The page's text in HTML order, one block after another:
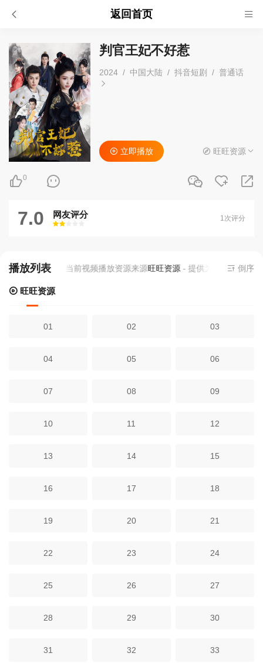
返回首页
判官王妃不好惹
2024 / 中国大陆 / 抖音短剧 / 普通话
0
立即播放 旺旺资源
7.0 网友评分
很差
较差还行推荐力荐
1次评分
播放列表 当前视频播放资源来源旺旺资源- 提供为您免费在线观
倒序
旺旺资源
01 02 03
04 05 06
07 08 09
10 11 12
13 14 15
16 17 18
19 20 21
22 23 24
25 26 27
28 29 30
31 32 33